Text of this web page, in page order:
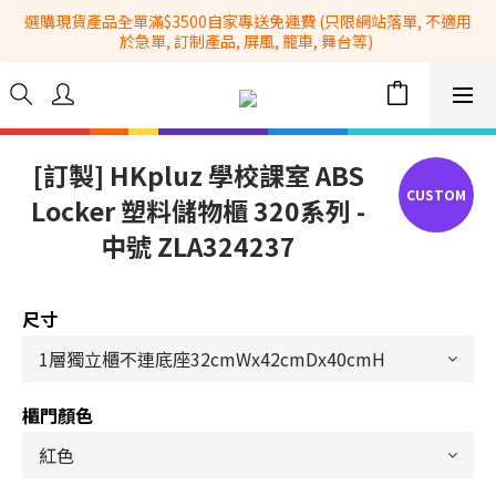
全港No.1一站式設備租售及採購服務供應商
選購現貨產品全單滿$3500自家專送免運費 (只限網站落單, 不適用
於急單, 訂制產品, 屏風, 籠車, 舞台等)
info@hkbasket.com
[訂製] HKpluz 學校課室 ABS
Locker 塑料儲物櫃 320系列 -
中號 ZLA324237
尺寸
櫃門顏色